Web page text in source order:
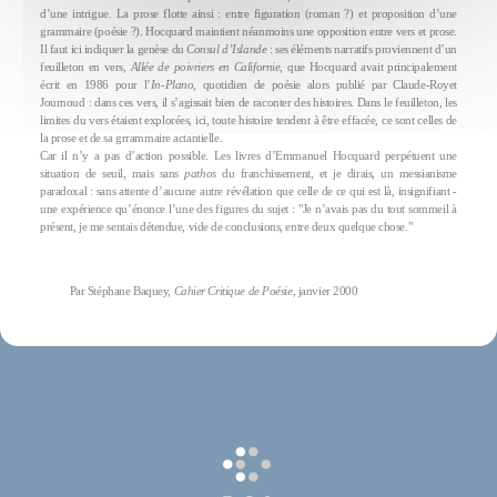
d’une intrigue. La prose flotte ainsi : entre figuration (roman ?) et proposition d’une
grammaire (poésie ?). Hocquard maintient néanmoins une opposition entre vers et prose.
Il faut ici indiquer la genèse duConsul d’Islande: ses éléments narratifs proviennent d’un
feuilleton en vers, Allée de poivriers en Californie, que Hocquard avait principalement
écrit en 1986 pour l’In-Plano,
quotidien de poésie alors publié par Claude-Royet
Journoud : dans ces vers, il s’agissait bien de raconter des histoires. Dans le feuilleton, les
limites du vers étaient explorées, ici, toute histoire tendent à être effacée, ce sont celles de
la prose et de sa grrammaire actantielle.
Car il n’y a pas d’action possible. Les livres d’Emmanuel Hocquard perpétuent une
situation de seuil, mais sanspathosdu franchissement, et je dirais, un messianisme
paradoxal : sans attente d’aucune autre révélation que celle de ce qui est là, insignifiant -
une expérience qu’énonce l’une des figures du sujet : "Je n’avais pas du tout sommeil à
présent, je me sentais détendue, vide de conclusions, entre deux quelque chose."
Par Stéphane Baquey, Cahier Critique de Poésie, janvier 2000